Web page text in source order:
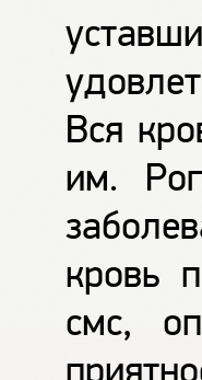
Вся
им.
кровь
смс,